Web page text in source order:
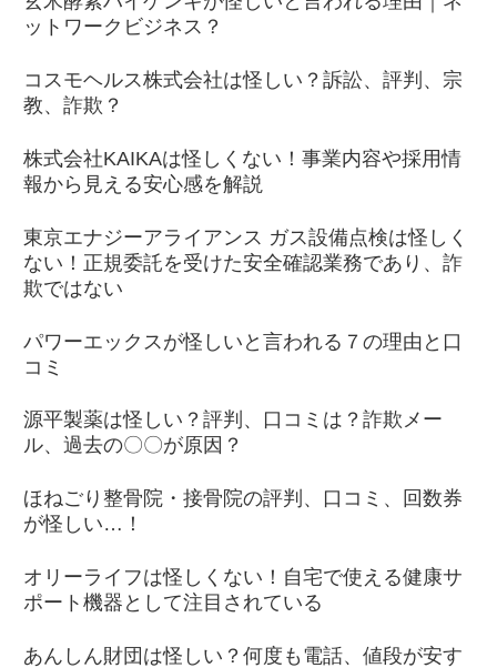
ットワークビジネス？
コスモヘルス株式会社は怪しい？訴訟、評判、宗
教、詐欺？
株式会社KAIKAは怪しくない！事業内容や採用情
報から見える安心感を解説
東京エナジーアライアンス ガス設備点検は怪しく
ない！正規委託を受けた安全確認業務であり、詐
欺ではない
パワーエックスが怪しいと言われる７の理由と口
コミ
源平製薬は怪しい？評判、口コミは？詐欺メー
ル、過去の〇〇が原因？
ほねごり整骨院・接骨院の評判、口コミ、回数券
が怪しい…！
オリーライフは怪しくない！自宅で使える健康サ
ポート機器として注目されている
あんしん財団は怪しい？何度も電話、値段が安す